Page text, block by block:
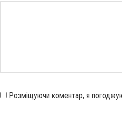
Розміщуючи коментар, я